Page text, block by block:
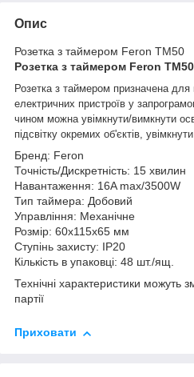
Опис
Розетка з таймером Feron TM50
Розетка з таймером Feron TM50
Розетка з таймером призначена
електричних пристроїв у
чином можна увімкнути/вимкнути
підсвітку окремих об'єктів,
Бренд: Feron
Точність/Дискретність: 15 хвилин
Навантаження: 16A max/3500W
Тип таймера: Добовий
Управління: Механічне
Розмір: 60х115х65 мм
Ступінь захисту: IP20
Кількість в упаковці: 48 шт./ящ.
Технічні характеристики можуть
партії
Приховати